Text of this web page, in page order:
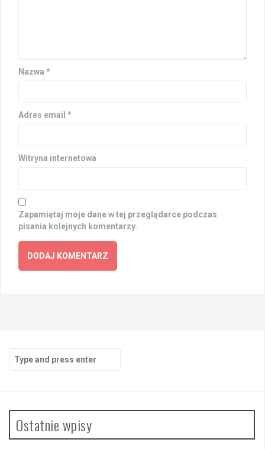
Nazwa *
Adres email *
Witryna internetowa
Zapamiętaj moje dane w tej przeglądarce podczas
pisania kolejnych komentarzy.
for:
Ostatnie wpisy